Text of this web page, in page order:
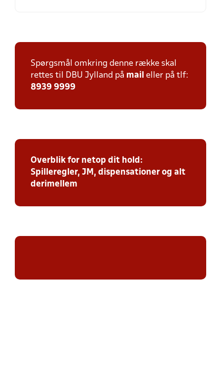
Spørgsmål omkring denne række skal
rettes til DBU Jylland på mail eller på tlf:
8939 9999
Overblik for netop dit hold:
Spilleregler, JM, dispensationer og alt
derimellem